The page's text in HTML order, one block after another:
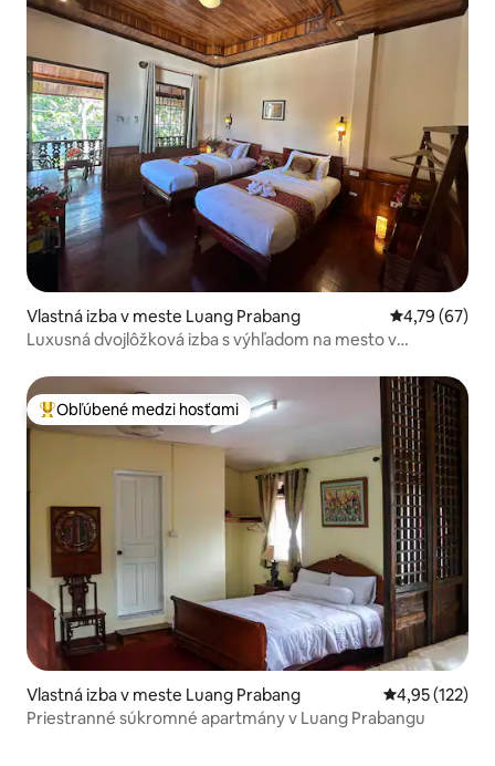
Vlastná izba v meste Luang Prabang Priemerné
4,79 (67)
Luxusná dvojlôžková izba s výhľadom na mesto v
Najobľúbenejšie medzi hosťami
Obľúbené medzi hosťami
Vlastná izba v meste Luang Prabang Priemerné
4,95 (122)
Priestranné súkromné apartmány v Luang Prabangu